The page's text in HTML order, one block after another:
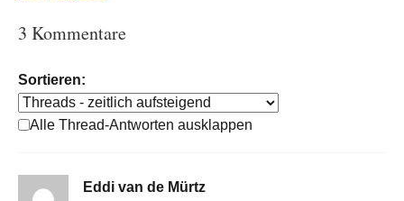
3 Kommentare
Sortieren:
Alle Thread-Antworten ausklappen
Eddi van de Mürtz